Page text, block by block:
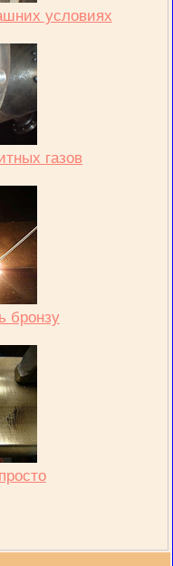
условиях
газов
бронзу